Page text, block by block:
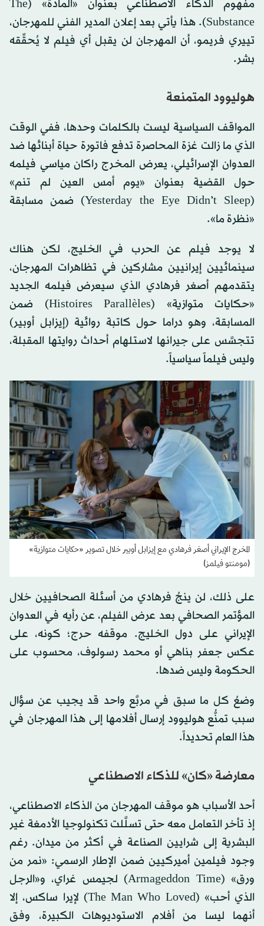
مفهوم الذكاء الاصطناعي بعنوان «المادة» (The
Substance). هذا يأتي بعد إعلان المدير الفني للمهرجان،
تييري فريمو، أن المهرجان لن يقبل أي فيلم لا يُحقِّقه
بشر.
هوليوود المتمنعة
المواقف السياسية ليست بالكلمات وحدها، ففي الوقت
الذي ما زالت غزة المحاصرة تدفع فاتورة حياة أبنائها ضد
العدوان الإسرائيلي، يعرض المخرج راكان مياسي فيلمه
حول القضية بعنوان «يوم أمس العين لم تنم»
(Yesterday the Eye Didn’t Sleep) ضمن مسابقة
«نظرة ما».
لا يوجد فيلم عن الحرب في الخليج، لكن هناك
سينمائيين إيرانيين مشاركين في تظاهرات المهرجان،
يتقدمهم أصغر فرهادي الذي سيعرض فيلمه الجديد
«حكايات متوازية» (Histoires Parallèles) ضمن
المسابقة، وهو دراما حول كاتبة روائية (إيزابل أوبير)
تتجسَّس على جيرانها لاستلهام أحداث روايتها المقبلة،
وليس فيلماً سياسياً.
المخرج الإيراني أصغر فرهادي مع إيزابل أوبير خلال تصوير «حكايات متوازية»
(مومنتو فيلمز)
على ذلك، لن ينجُ فرهادي من أسئلة الصحافيين خلال
المؤتمر الصحافي بعد عرض الفيلم، عن رأيه في العدوان
الإيراني على دول الخليج. موقفه حرج؛ كونه، على
عكس جعفر بناهي أو محمد رسولوف، محسوب على
الحكومة وليس ضدها.
وضعُ كل ما سبق في مربَّع واحد قد يجيب عن سؤال
سبب تمنُّع هوليوود إرسال أفلامها إلى هذا المهرجان في
هذا العام تحديداً.
معارضة «كان» للذكاء الاصطناعي
أحد الأسباب هو موقف المهرجان من الذكاء الاصطناعي،
إذ تأخر التعامل معه حتى تسلَّلت تكنولوجيا الأدمغة غير
البشرية إلى شرايين الصناعة في أكثر من ميدان. رغم
وجود فيلمين أميركيين ضمن الإطار الرسمي: «نمر من
ورق» (Armageddon Time) لجيمس غراي، و«الرجل
الذي أحب» (The Man Who Loved) لإيرا ساكس، إلا
أنهما ليسا من أفلام الاستوديوهات الكبيرة، وفق